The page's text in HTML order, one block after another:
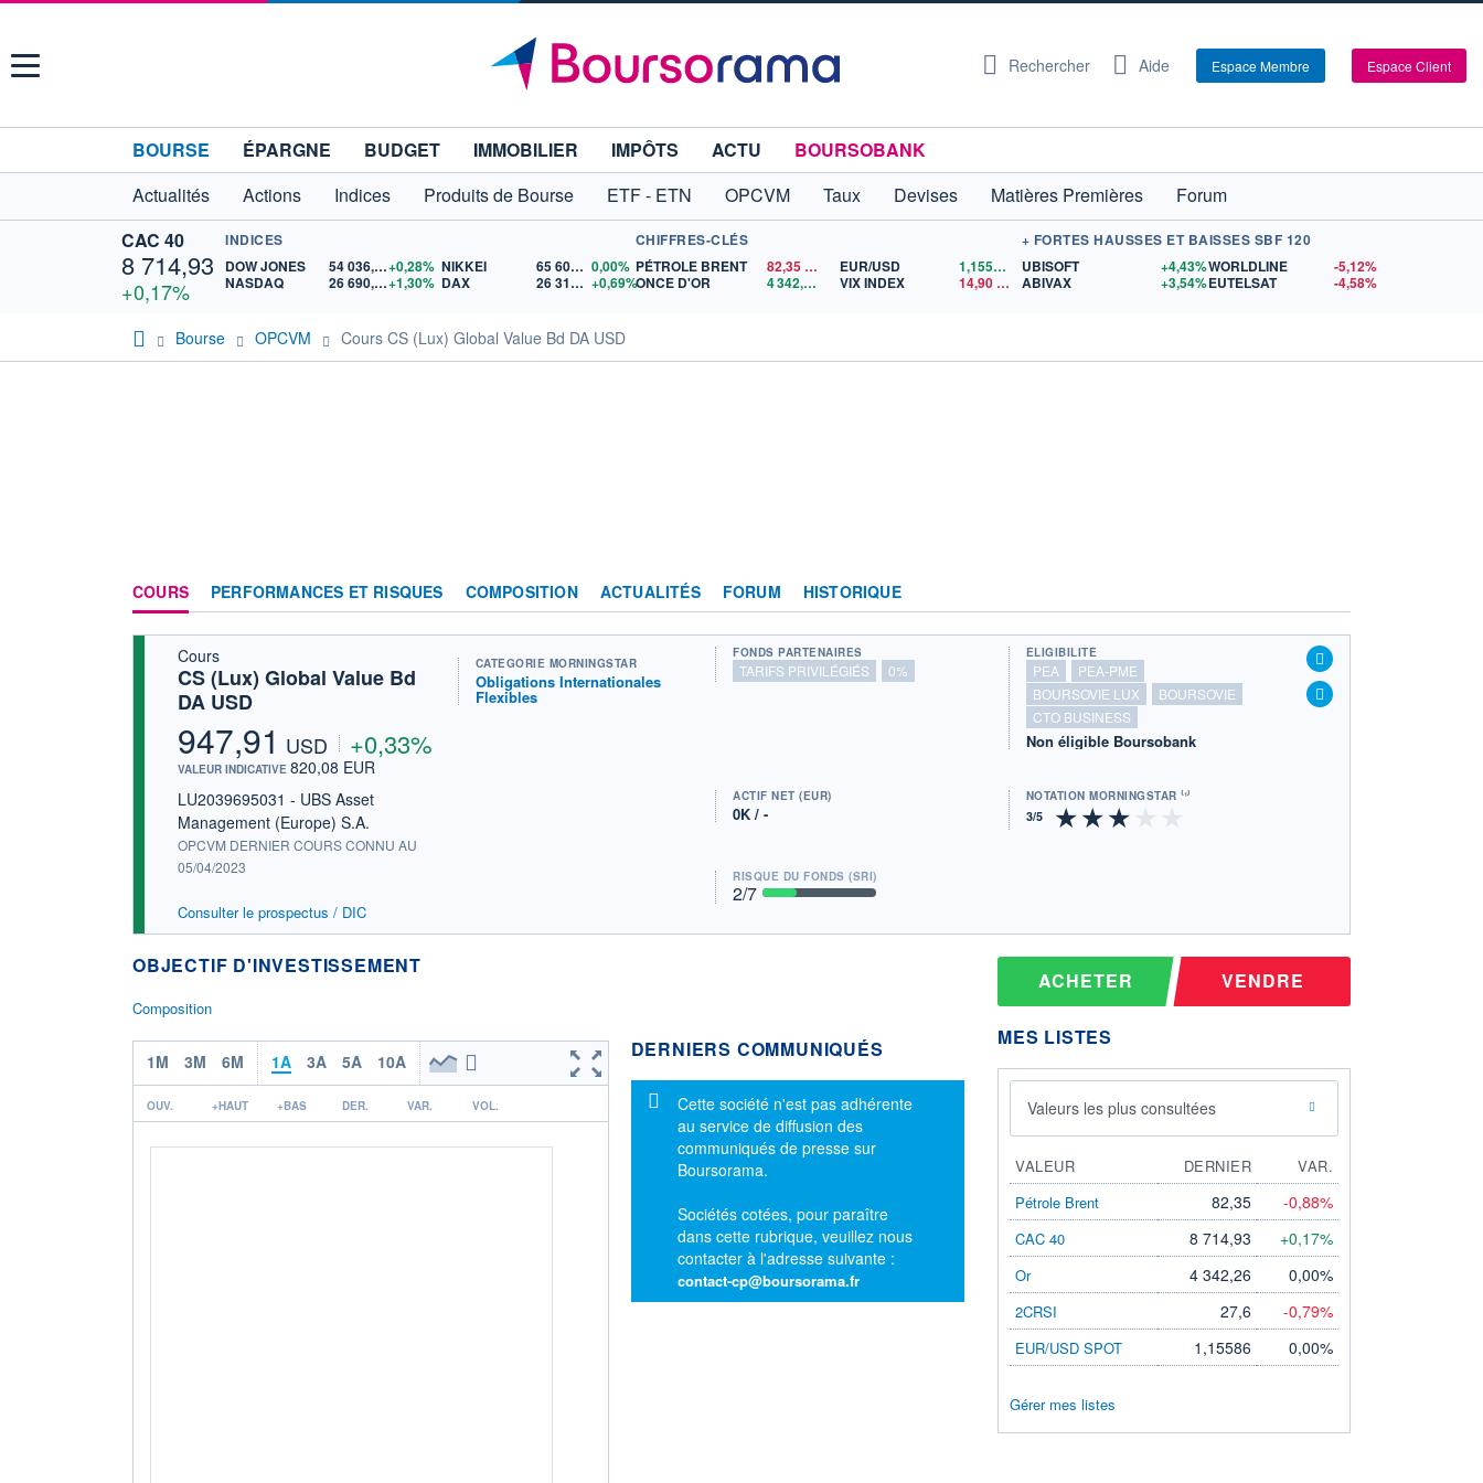
Menu Rechercher Aide Espace Membre Espace Client
BOURSE ÉPARGNE BUDGET IMMOBILIER IMPÔTS ACTU
BOURSOBANK
Actualités
Actions Indices Produits de Bourse ETF - ETN OPCVM Taux Devises Matières Premières
Forum
CAC 40
8 714,93
+0,17%
INDICES
DOW JONES
54 036,93+0,28%
NASDAQ
26 690,62+1,30%
NIKKEI 65 606,71 0,00%
DAX
26 319,45 +0,69%
CHIFFRES-CLÉS
PÉTROLE BRENT
82,35$US
ONCE D'OR
4 342,26 $US
EUR/USD 1,1559$US
VIX INDEX
14,90
+ FORTES HAUSSES ET BAISSES SBF 120
UBISOFT
+4,43%
ABIVAX
+3,54%
WORLDLINE
-5,12%
EUTELSAT
-4,58%
Bourse OPCVM Cours CS (Lux) Global Value Bd DA USD
COURS PERFORMANCES ET RISQUES COMPOSITION ACTUALITÉS FORUM HISTORIQUE
Cours
CS (Lux) Global Value Bd
DA USD
947,91 USD +0,33%
VALEUR INDICATIVE 820,08 EUR
LU2039695031 - UBS Asset
Management (Europe) S.A.
OPCVM DERNIER COURS CONNU AU
05/04/2023
Consulter le prospectus / DIC
CATÉGORIE MORNINGSTAR
Obligations Internationales
Flexibles
FONDS PARTENAIRES
TARIFS PRIVILÉGIÉS 0%
ÉLIGIBILITÉ
PEA
PEA-PME
BOURSOVIE LUX
BOURSOVIE
CTO BUSINESS
Non éligible Boursobank
ACTIF NET (EUR)
0K / -
NOTATION MORNINGSTAR ⁽¹⁾
RISQUE DU FONDS (SRI)
2/7
OBJECTIF D'INVESTISSEMENT
Composition
1M 3M 6M 1A 3A 5A 10A
OUV. +HAUT +BAS DER. VAR. VOL.
DERNIERS COMMUNIQUÉS
Message d'information
Cette société n'est pas adhérente
au service de diffusion des
communiqués de presse sur
Boursorama.
Sociétés cotées, pour paraître
dans cette rubrique, veuillez nous
contacter à l'adresse suivante :
contact-cp@boursorama.fr
ACHETER VENDRE
MES LISTES
Valeurs les plus consultées
VALEUR DERNIER
VAR.
Pétrole Brent
82,35 -0,88%
CAC 40 8 714,93 +0,17%
Or 4 342,26 0,00%
2CRSI 27,6 -0,79%
EUR/USD SPOT 1,15586 0,00%
Gérer mes listes